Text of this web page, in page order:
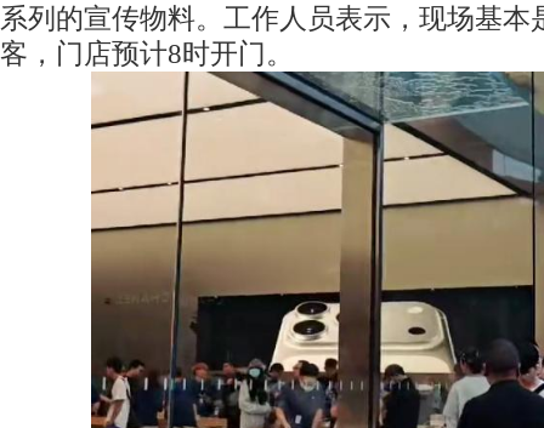
系列的宣传物料。工作人员表示，现场基本
客，门店预计8时开门。